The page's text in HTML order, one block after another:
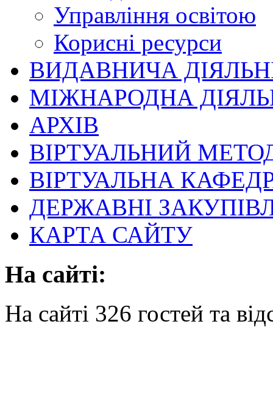
Управління освітою
Корисні ресурси
ВИДАВНИЧА
МІЖНАРОДНА
АРХІВ
ВІРТУАЛЬНИЙ
ВІРТУАЛЬНА
ДЕРЖАВНІ
КАРТА САЙТУ
На сайті:
На сайті 326 гостей та